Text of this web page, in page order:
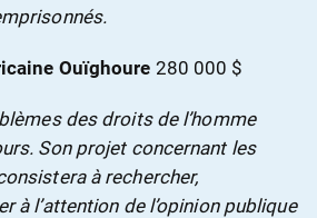
Ouïghoure 280 000 $
des droits de l’homme
Son projet concernant les
à rechercher,
à l’attention de l’opinion publique